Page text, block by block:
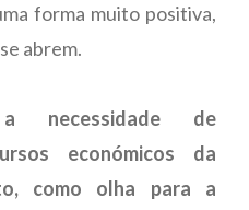
forma muito positiva,
abrem.
necessidade de
económicos da
como olha para a